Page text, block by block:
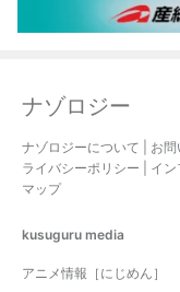
ナゾロジー
ナゾロジーについて お
ライバシーポリシー
イ
マップ
kusuguru media
アニメ情報［にじめん］